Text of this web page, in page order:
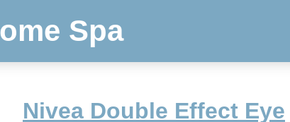
Spa
Nivea Double Effect Eye